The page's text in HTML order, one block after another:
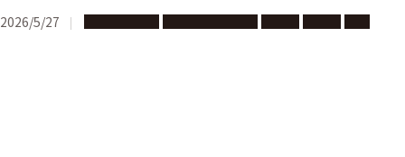
2026/5/27